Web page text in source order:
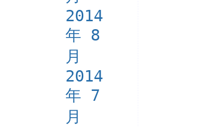
2014
年 8
月
2014
年 7
月